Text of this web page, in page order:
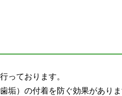
っております。
垢）の付着を防ぐ効果がありま